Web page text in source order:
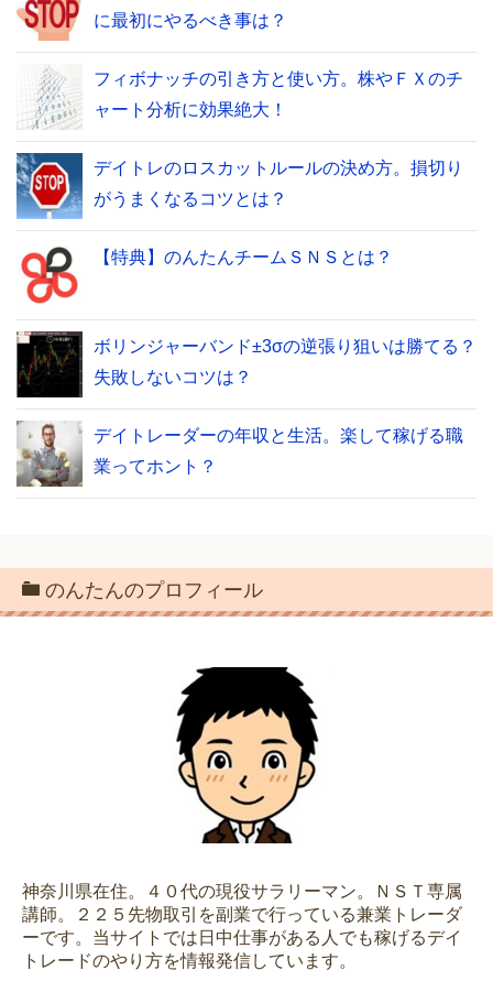
に最初にやるべき事は？
フィボナッチの引き方と使い方。株やＦＸのチ
ャート分析に効果絶大！
デイトレのロスカットルールの決め方。損切り
がうまくなるコツとは？
【特典】のんたんチームＳＮＳとは？
ボリンジャーバンド±3σの逆張り狙いは勝てる？
失敗しないコツは？
デイトレーダーの年収と生活。楽して稼げる職
業ってホント？
のんたんのプロフィール
神奈川県在住。４０代の現役サラリーマン。ＮＳＴ専属
講師。２２５先物取引を副業で行っている兼業トレーダ
ーです。当サイトでは日中仕事がある人でも稼げるデイ
トレードのやり方を情報発信しています。